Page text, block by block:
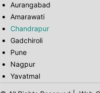
Aurangabad
Amarawati
Chandrapur
Gadchiroli
Pune
Nagpur
Yavatmal